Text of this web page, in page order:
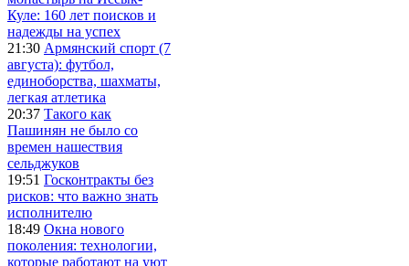
Куле: 160 лет поисков и
надежды на успех
21:30 Армянский спорт (7
августа): футбол,
единоборства, шахматы,
легкая атлетика
20:37 Такого как
Пашинян не было со
времен нашествия
сельджуков
19:51 Госконтракты без
рисков: что важно знать
исполнителю
18:49 Окна нового
поколения: технологии,
которые работают на уют